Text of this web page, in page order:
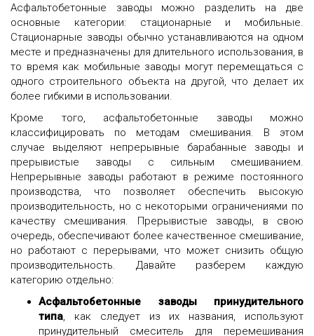
Асфальтобетонные заводы можно разделить на две
основные категории: стационарные и мобильные.
Стационарные заводы обычно устанавливаются на одном
месте и предназначены для длительного использования, в
то время как мобильные заводы могут перемещаться с
одного строительного объекта на другой, что делает их
более гибкими в использовании.
Кроме того, асфальтобетонные заводы можно
классифицировать по методам смешивания. В этом
случае выделяют непрерывные барабанные заводы и
прерывистые заводы с сильным смешиванием.
Непрерывные заводы работают в режиме постоянного
производства, что позволяет обеспечить высокую
производительность, но с некоторыми ограничениями по
качеству смешивания. Прерывистые заводы, в свою
очередь, обеспечивают более качественное смешивание,
но работают с перерывами, что может снизить общую
производительность. Давайте разберем каждую
категорию отдельно:
Асфальтобетонные заводы принудительного
типа , как следует из их названия, используют
принудительный смеситель для перемешивания